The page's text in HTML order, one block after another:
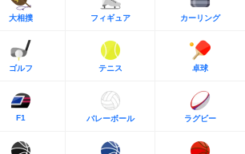
大相撲 フィギュア カーリング
ゴルフ テニス 卓球
F1 バレーボール ラグビー